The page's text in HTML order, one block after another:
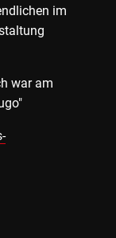
im
war am